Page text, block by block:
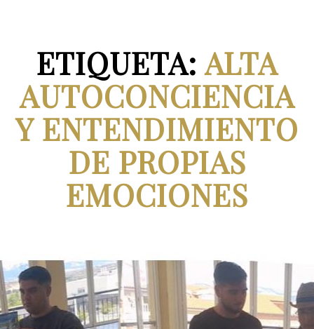
ETIQUETA:ALTA
AUTOCONCIENCIA
Y ENTENDIMIENTO
DE PROPIAS
EMOCIONES